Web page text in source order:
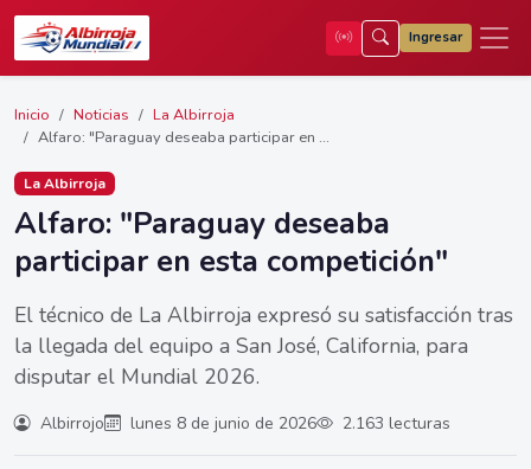
Ingresar
Inicio Noticias
La Albirroja
Alfaro: "Paraguay deseaba participar en ...
La Albirroja
Alfaro: "Paraguay deseaba
participar en esta competición"
El técnico de La Albirroja expresó su satisfacción tras
la llegada del equipo a San José, California, para
disputar el Mundial 2026.
Albirrojo lunes 8 de junio de 2026 2.163 lecturas